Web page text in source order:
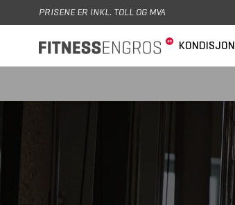
Hopp til hovedinnhold
PRISENE ER INKL. TOLL OG MVA
KONDISJON